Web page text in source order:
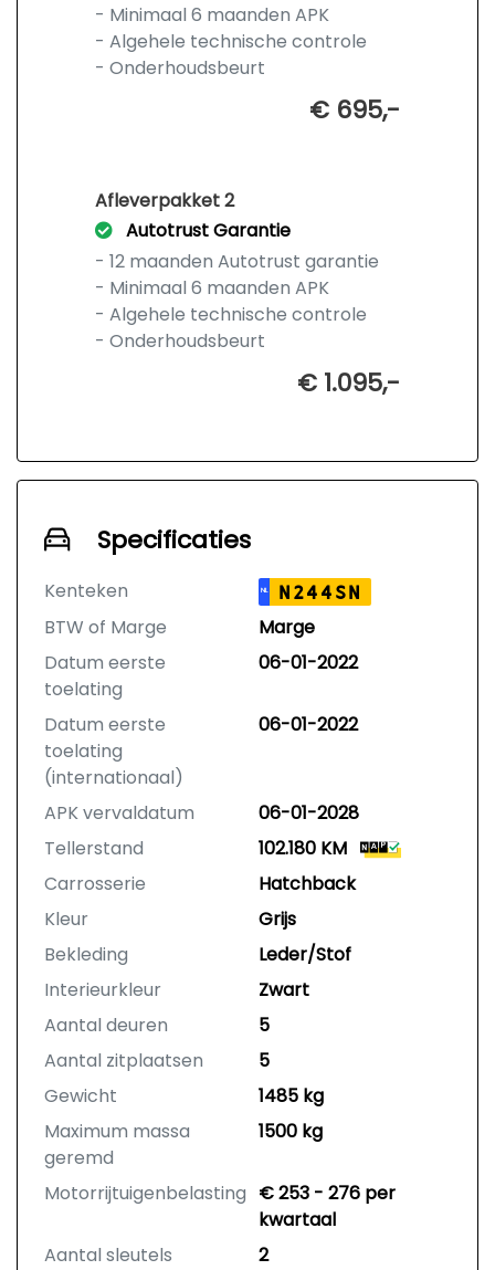
- Minimaal 6 maanden APK
- Algehele technische controle
- Onderhoudsbeurt
€ 695,-
Afleverpakket 2
Autotrust Garantie
- 12 maanden Autotrust garantie
- Minimaal 6 maanden APK
- Algehele technische controle
- Onderhoudsbeurt
€ 1.095,-
Specificaties
Kenteken NL N244SN
BTW of Marge
Marge
Datum eerste
toelating
06-01-2022
Datum eerste
toelating
(internationaal)
06-01-2022
APK vervaldatum
06-01-2028
Tellerstand
102.180 KM
Carrosserie
Hatchback
Kleur
Grijs
Bekleding
Leder/Stof
Interieurkleur
Zwart
Aantal deuren
5
Aantal zitplaatsen
5
Gewicht
1485 kg
Maximum massa
geremd
1500 kg
Motorrijtuigenbelasting € 253 - 276 per
kwartaal
Aantal sleutels
2